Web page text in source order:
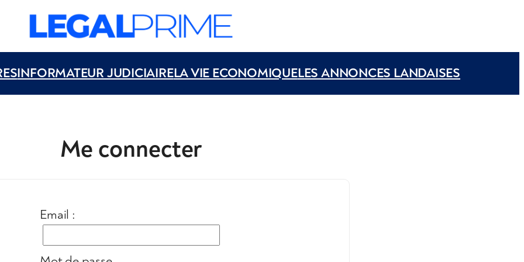
INFORMATEUR JUDICIAIRELA VIE ECONOMIQUELES ANNONCES LANDAISES
Me connecter
Email :